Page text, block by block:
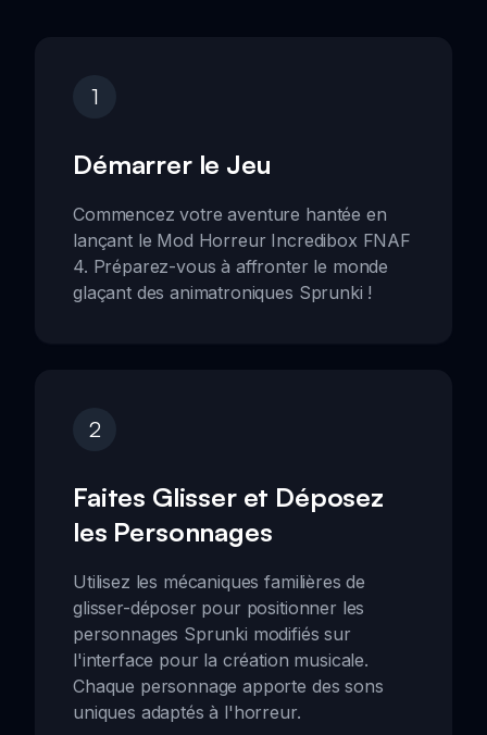
1
Démarrer le Jeu
Commencez votre aventure hantée en
lançant le Mod Horreur Incredibox FNAF
4. Préparez-vous à affronter le monde
glaçant des animatroniques Sprunki !
2
Faites Glisser et Déposez
les Personnages
Utilisez les mécaniques familières de
glisser-déposer pour positionner les
personnages Sprunki modifiés sur
l'interface pour la création musicale.
Chaque personnage apporte des sons
uniques adaptés à l'horreur.